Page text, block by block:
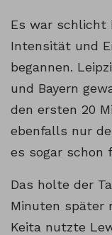
Es war schlicht
Intensität und
begannen.
und Bayern
den ersten 20
ebenfalls nur
es sogar schon
Das holte der
Minuten später
Keita nutzte